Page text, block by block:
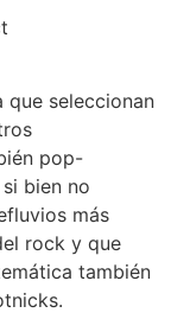
que seleccionan
pop-
bien no
más
rock y que
también